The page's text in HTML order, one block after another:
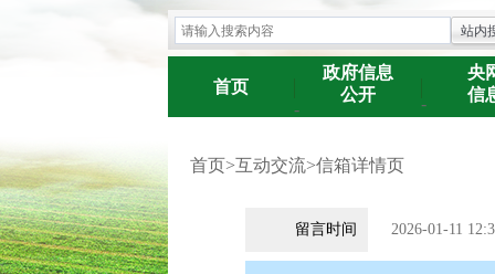
首页
-
政府信息
公开
-
央
信
首页>互动交流>信箱详情页
留言时间 2026-01-11